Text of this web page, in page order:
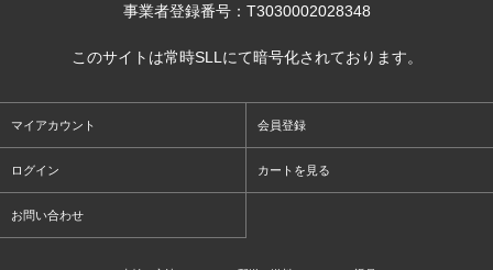
事業者登録番号：T3030002028348
このサイトは常時SLLにて暗号化されております。
マイアカウント 会員登録
ログイン カートを見る
お問い合わせ